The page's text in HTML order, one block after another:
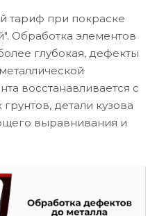
тариф при покраске
Обработка элементов
глубокая, дефекты
восстанавливается с
детали кузова
выравнивания и